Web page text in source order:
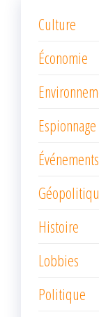
Culture
Économie
Espionnage
Événements
Histoire
Lobbies
Politique